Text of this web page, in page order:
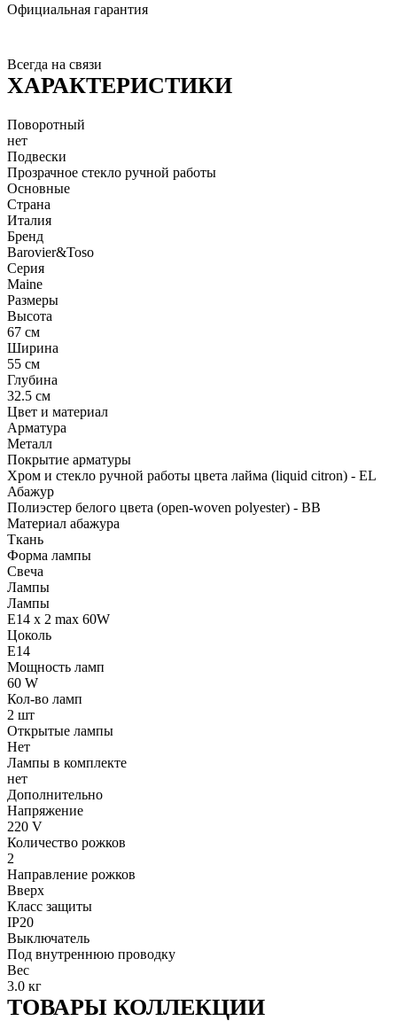
Официальная гарантия
Всегда на связи
ХАРАКТЕРИСТИКИ
Поворотный
нет
Подвески
Прозрачное стекло ручной работы
Основные
Страна
Италия
Бренд
Barovier&Toso
Серия
Maine
Размеры
Высота
67 см
Ширина
55 см
Глубина
32.5 см
Цвет и материал
Арматура
Металл
Покрытие арматуры
Хром и стекло ручной работы цвета лайма (liquid citron) - EL
Абажур
Полиэстер белого цвета (open-woven polyester) - BB
Материал абажура
Ткань
Форма лампы
Свеча
Лампы
Лампы
E14 x 2 max 60W
Цоколь
E14
Мощность ламп
60 W
Кол-во ламп
2 шт
Открытые лампы
Нет
Лампы в комплекте
нет
Дополнительно
Напряжение
220 V
Количество рожков
2
Направление рожков
Вверх
Класс защиты
IP20
Выключатель
Под внутреннюю проводку
Вес
3.0 кг
ТОВАРЫ КОЛЛЕКЦИИ